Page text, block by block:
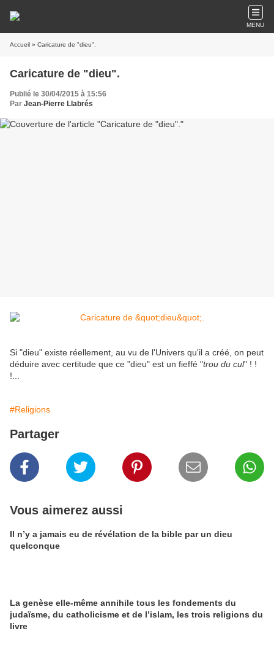
MENU
Accueil » Caricature de "dieu".
Caricature de "dieu".
Publié le 30/04/2015 à 15:56
Par Jean-Pierre Llabrés
​​Si "dieu" existe réellement, au vu de l'Univers qu'il a créé, on peut
déduire avec certitude que ce "dieu" est un fieffé "trou du cul" ! !
!...​
#Religions
Partager
Vous aimerez aussi
Il n’y a jamais eu de révélation de la bible par un dieu
quelconque
La genèse elle-même annihile tous les fondements du
judaïsme, du catholicisme et de l’islam, les trois religions du
livre